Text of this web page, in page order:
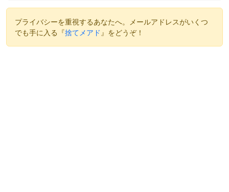
プライバシーを重視するあなたへ。メールアドレスがいくつ
でも手に入る『捨てメアド 』をどうぞ！